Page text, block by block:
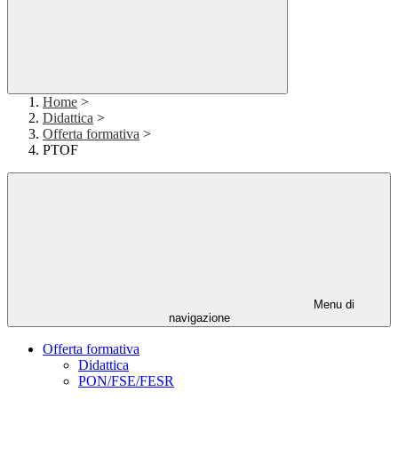
Home >
Didattica >
Offerta formativa >
PTOF
Menu di
navigazione
Offerta formativa
Didattica
PON/FSE/FESR